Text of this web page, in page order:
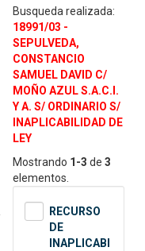
Busqueda realizada:
18991/03 -
SEPULVEDA,
CONSTANCIO
SAMUEL DAVID C/
MOÑO AZUL S.A.C.I.
Y A. S/ ORDINARIO S/
INAPLICABILIDAD DE
LEY
Mostrando 1-3 de 3
elementos.
RECURSO
DE
INAPLICABI